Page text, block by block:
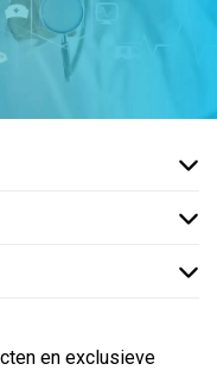
en exclusieve